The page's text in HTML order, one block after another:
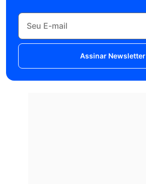
Assinar Newsletter